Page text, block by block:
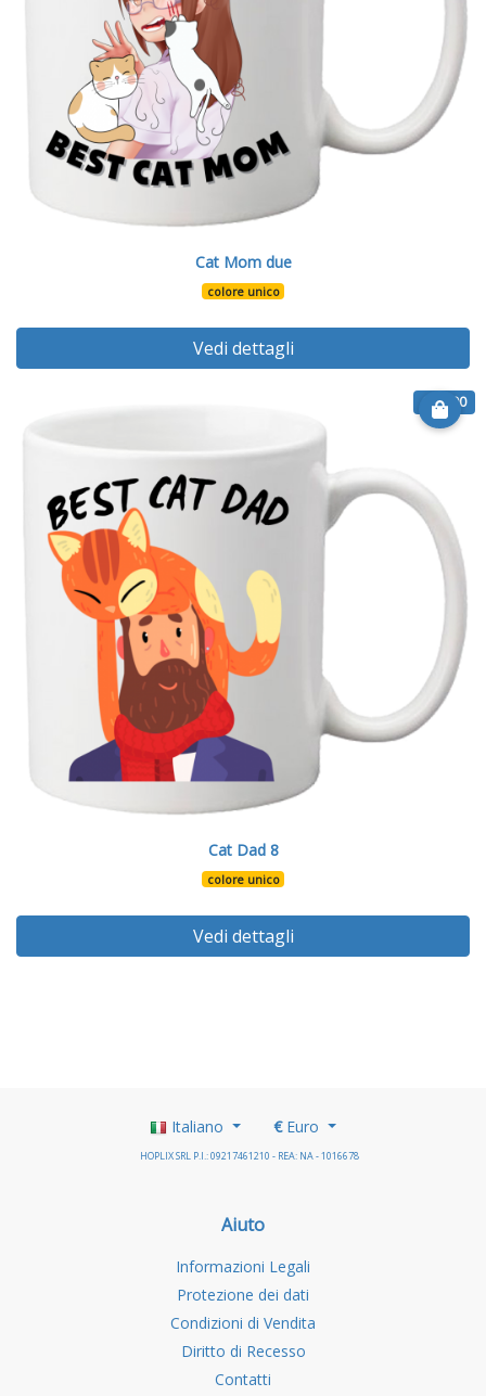
Cat Mom due
colore unico
Vedi dettagli
€ 12.90
Cat Dad 8
colore unico
Vedi dettagli
Italiano €Euro
HOPLIX SRL P.I.: 09217461210 - REA: NA - 1016678
Aiuto
Informazioni Legali
Protezione dei dati
Condizioni di Vendita
Diritto di Recesso
Contatti